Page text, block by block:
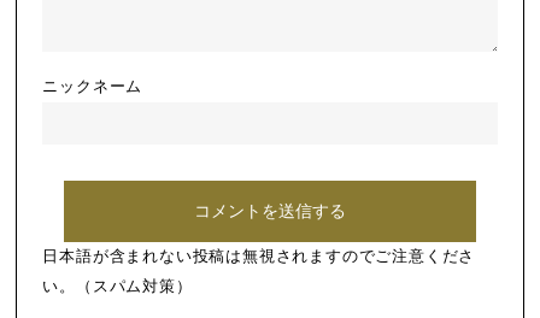
ニックネーム
日本語が含まれない投稿は無視されますのでご注意くださ
い。（スパム対策）